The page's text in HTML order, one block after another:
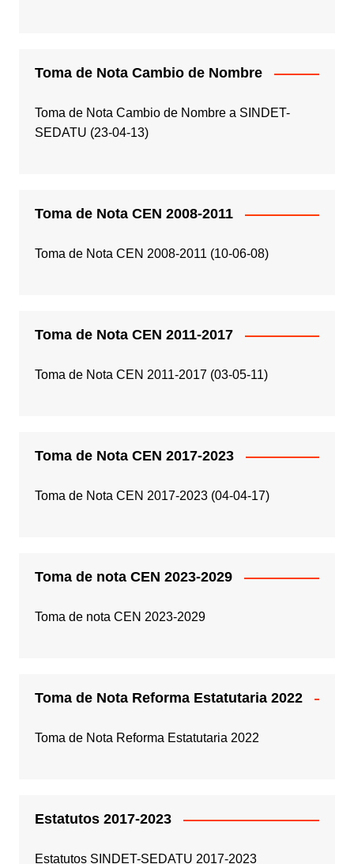
Toma de Nota Cambio de Nombre
Toma de Nota Cambio de Nombre a SINDET-
SEDATU (23-04-13)
Toma de Nota CEN 2008-2011
Toma de Nota CEN 2008-2011 (10-06-08)
Toma de Nota CEN 2011-2017
Toma de Nota CEN 2011-2017 (03-05-11)
Toma de Nota CEN 2017-2023
Toma de Nota CEN 2017-2023 (04-04-17)
Toma de nota CEN 2023-2029
Toma de nota CEN 2023-2029
Toma de Nota Reforma Estatutaria 2022
Toma de Nota Reforma Estatutaria 2022
Estatutos 2017-2023
Estatutos SINDET-SEDATU 2017-2023